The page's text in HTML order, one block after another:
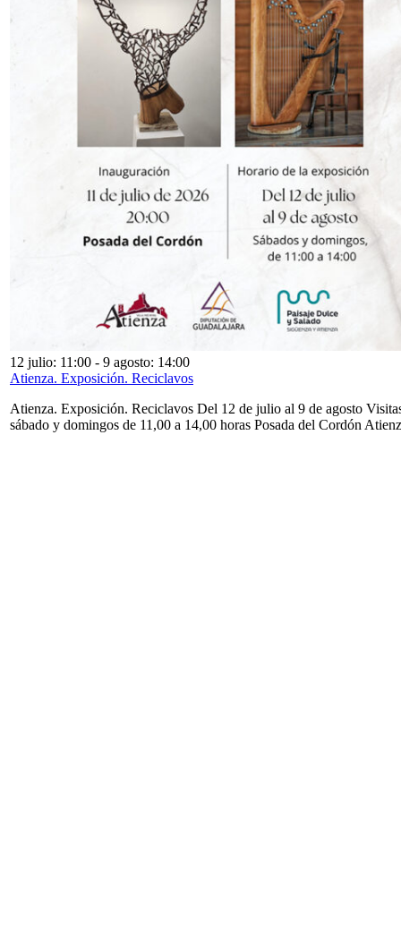
12 julio: 11:00 - 9 agosto: 14:00
Atienza. Exposición. Reciclavos
Atienza. Exposición. Reciclavos Del 12 de julio al 9 de agosto
sábado y domingos de 11,00 a 14,00 horas Posada del Cordón